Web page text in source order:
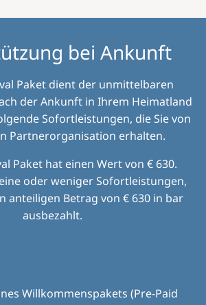
bei Ankunft
Paket dient der unmittelbaren
der Ankunft in Ihrem Heimatland
Sofortleistungen, die Sie von
Partnerorganisation erhalten.
Paket hat einen Wert von € 630.
oder weniger Sofortleistungen,
anteiligen Betrag von € 630 in bar
ausbezahlt.
Willkommenspakets (Pre-Paid